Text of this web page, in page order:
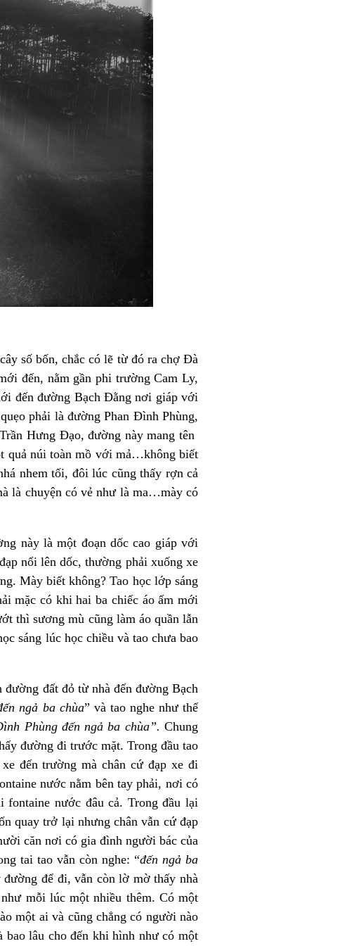
số bốn, chắc có lẽ từ đó ra chợ Đà
đến, nằm gần phi trường Cam Ly,
đến đường Bạch Đằng nơi giáp với
phải là đường Phan Đình Phùng,
Hưng Đạo, đường này mang tên
quả núi toàn mồ với mả…không biết
nhem tối, đôi lúc cũng thấy rợn cả
là chuyện có vẻ như là ma…mày có
này là một đoạn dốc cao giáp với
nổi lên dốc, thường phải xuống xe
Mày biết không? Tao học lớp sáng
mặc có khi hai ba chiếc áo ấm mới
thì sương mù cũng làm áo quần lẫn
sáng lúc học chiều và tao chưa bao
đất đỏ từ nhà đến đường Bạch
ngả ba chùa” và tao nghe như thế
Phùng đến ngả ba chùa”.Chung
đường đi trước mặt. Trong đầu tao
đến trường mà chân cứ đạp xe đi
nước nằm bên tay phải, nơi có
fontaine nước đâu cả. Trong đầu lại
quay trở lại nhưng chân vẫn cứ đạp
căn nơi có gia đình người bác của
tai tao vẫn còn nghe: “đến ngả ba
để đi, vẫn còn lờ mờ thấy nhà
mỗi lúc một nhiều thêm. Có một
một ai và cũng chẳng có người nào
bao lâu cho đến khi hình như có một